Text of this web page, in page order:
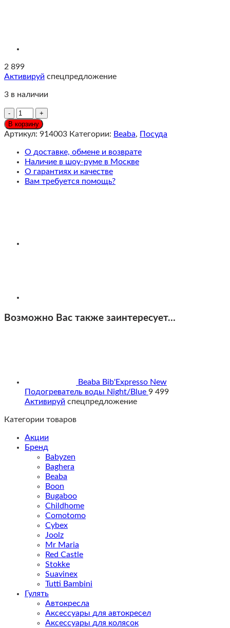
2 899
Активируй спецпредложение
3 в наличии
Количество
Beaba
Контейнер
ланч,
Baltic
Blue
голубой
В корзину
Артикул: 914003 Категории: Beaba, Посуда
О доставке, обмене и возврате
Наличие в шоу-руме в Москве
О гарантиях и качестве
Вам требуется помощь?
Возможно Вас также заинтересует…
Beaba Bib'Expresso New
Подогреватель воды Night/Blue 9 499
Активируй спецпредложение
Категории товаров
Акции
Бренд
Babyzen
Baghera
Beaba
Boon
Bugaboo
Childhome
Comotomo
Cybex
Joolz
Mr Maria
Red Castle
Stokke
Suavinex
Tutti Bambini
Гулять
Автокресла
Аксессуары для автокресел
Аксессуары для колясок